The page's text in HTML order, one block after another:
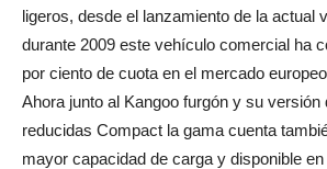
ligeros, desde el lanzamiento de la actual
durante 2009 este vehículo comercial ha
por ciento de cuota en el mercado
Ahora junto al Kangoo furgón y su versión
reducidas Compact la gama cuenta
mayor capacidad de carga y disponible